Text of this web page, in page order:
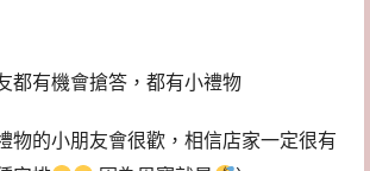
都有機會搶答，都有小禮物
物的小朋友會很歡，相信店家一定很有